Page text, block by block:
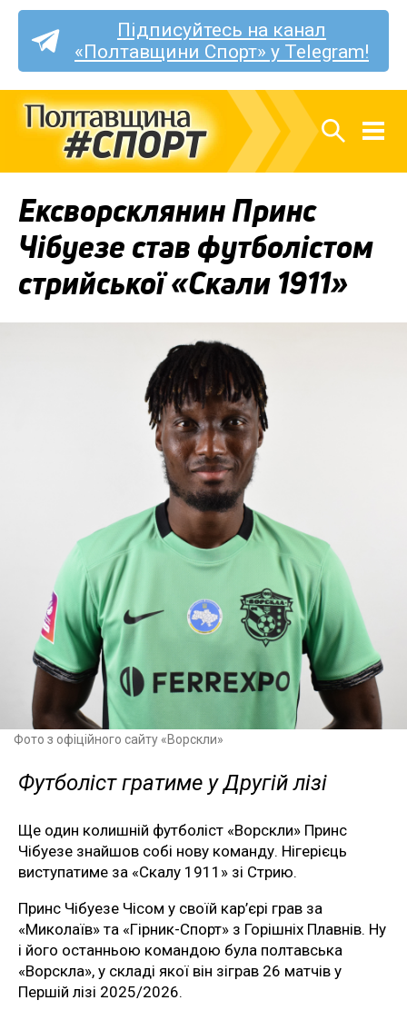
Підписуйтесь на канал
«Полтавщини Спорт» у Telegram!
Ексворсклянин Принс
Чібуезе став футболістом
стрийської «Скали 1911»
Фото з офіційного сайту «Ворскли»
Футболіст гратиме у Другій лізі
Ще один колишній футболіст «Ворскли» Принс
Чібуезе знайшов собі нову команду. Нігерієць
виступатиме за «Скалу 1911» зі Стрию.
Принс Чібуезе Чісом у своїй кар’єрі грав за
«Миколаїв» та «Гірник-Спорт» з Горішніх Плавнів. Ну
і його останньою командою була полтавська
«Ворскла», у складі якої він зіграв 26 матчів у
Першій лізі 2025/2026.